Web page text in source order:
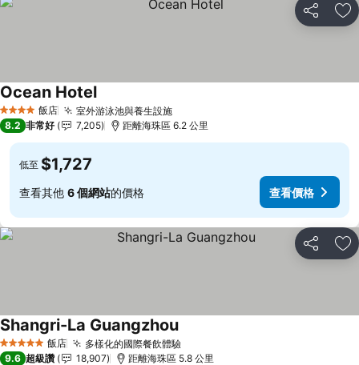
分享 加
4 星級 飯店 室外游泳池與養生設施查看價格
Ocean Hotel查看價格
8.2 非常好 7,205 距離海珠區 6.2 公里
低至 $1,727
查看其他 6 個網站的價格 查看價格
分享 加
5 星級 飯店 多樣化的國際餐飲體驗查看價格
Shangri-La Guangzhou查看價格
9.6 超級讚 18,907 距離海珠區 5.8 公里